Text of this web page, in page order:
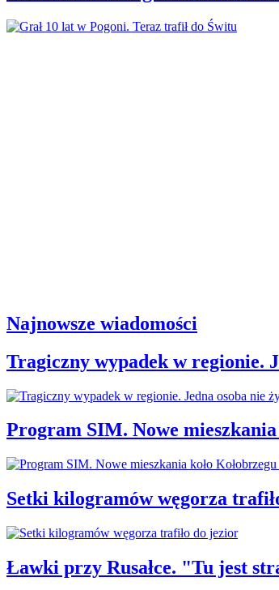
Najnowsze wiadomości
Tragiczny wypadek w regionie.
Program SIM. Nowe
Setki kilogramów węgorza
Ławki przy Rusałce. "Tu jest